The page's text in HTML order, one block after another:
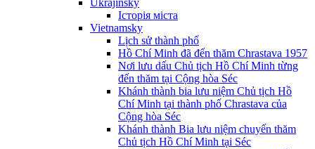
Ukrajinsky
Історія міста
Vietnamsky
Lịch sử thành phố
Hồ Chí Minh đã đến thăm Chrastava 1957
Nơi lưu dấu Chủ tịch Hồ Chí Minh từng
đến thăm tại Cộng hòa Séc
Khánh thành bia lưu niệm Chủ tịch Hồ
Chí Minh tại thành phố Chrastava của
Cộng hòa Séc
Khánh thành Bia lưu niệm chuyến thăm
Chủ tịch Hồ Chí Minh tại Séc